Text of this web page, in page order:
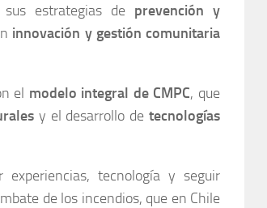
estrategias de prevención y
innovación y gestión comunitaria
el modelo integral de CMPC, que
y el desarrollo detecnologías
experiencias, tecnología y seguir
de los incendios, que en Chile